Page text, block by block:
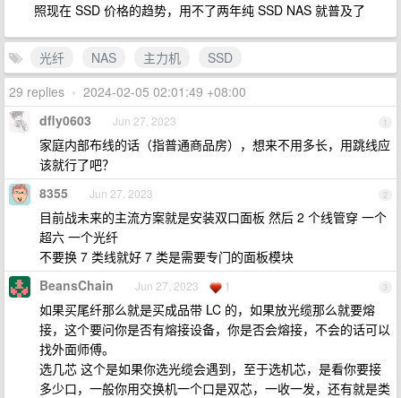
照现在 SSD 价格的趋势，用不了两年纯 SSD NAS 就普及了
光纤 NAS 主力机
SSD
29 replies • 2024-02-05 02:01:49 +08:00
1
dfly0603 Jun 27, 2023
家庭内部布线的话（指普通商品房），想来不用多长，用跳线应
该就行了吧？
2
8355 Jun 27, 2023
目前战未来的主流方案就是安装双口面板 然后 2 个线管穿 一个
超六 一个光纤
不要换 7 类线就好 7 类是需要专门的面板模块
3
BeansChain Jun 27, 2023 1
如果买尾纤那么就是买成品带 LC 的，如果放光缆那么就要熔
接，这个要问你是否有熔接设备，你是否会熔接，不会的话可以
找外面师傅。
选几芯 这个是如果你选光缆会遇到，至于选机芯，是看你要接
多少口，一般你用交换机一个口是双芯，一收一发，还有就是类